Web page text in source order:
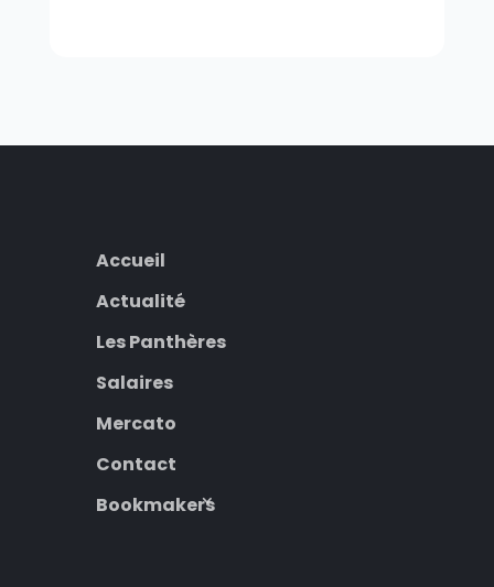
Accueil
Actualité
Les Panthères
Salaires
Mercato
Contact
Bookmakers